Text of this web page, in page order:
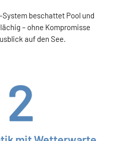
System beschattet Pool und
– ohne Kompromisse
auf den See.